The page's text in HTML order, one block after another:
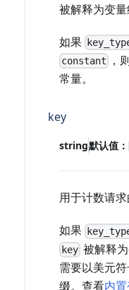
被解释为变
如果
constant
，
常量。
key
string默认值：
用于计数请
如果
key 被解释
需要以美元
缀。查看内